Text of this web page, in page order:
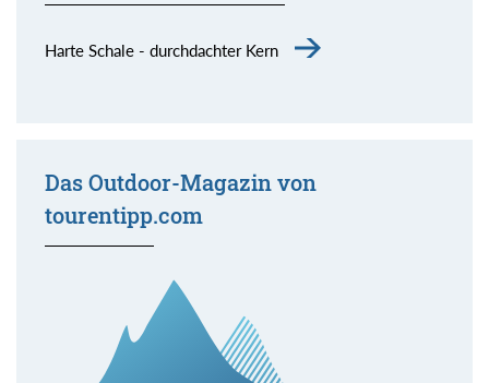
Harte Schale - durchdachter Kern
Das Outdoor-Magazin von
tourentipp.com